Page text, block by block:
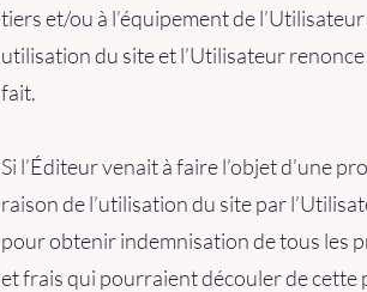
tiers et/ou à l’équipement de
utilisation du site et l’Utilisateur
fait.
Si l’Éditeur venait à faire l’objet d’une
raison de l’utilisation du site par
pour obtenir indemnisation de tous les
et frais qui pourraient découler de cette